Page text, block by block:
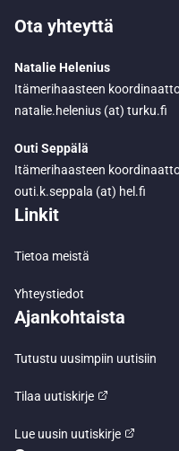
Ota yhteyttä
Natalie Helenius
Itämerihaasteen
natalie.helenius (at) turku.fi
Outi Seppälä
Itämerihaasteen
outi.k.seppala (at) hel.fi
Linkit
Tietoa meistä
Yhteystiedot
Ajankohtaista
Tutustu uusimpiin uutisiin
Tilaa uutiskirje
Lue uusin uutiskirje